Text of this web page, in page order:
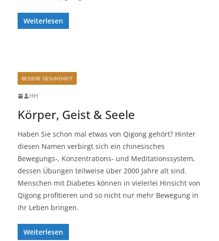
Weiterlesen
BESSERE GESUNDHEIT
HH
Körper, Geist & Seele
Haben Sie schon mal etwas von Qigong gehört? Hinter
diesen Namen verbirgt sich ein chinesisches
Bewegungs-, Konzentrations- und Meditationssystem,
dessen Übungen teilweise über 2000 Jahre alt sind.
Menschen mit Diabetes können in vielerlei Hinsicht von
Qigong profitieren und so nicht nur mehr Bewegung in
ihr Leben bringen.
Weiterlesen